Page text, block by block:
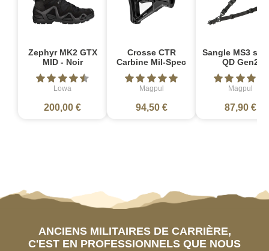
Zephyr MK2 GTX
MID - Noir
Lowa
200,00 €
Crosse CTR
Carbine Mil-Spec
Magpul
94,50 €
Sangle MS3
QD Gen2
Magpul
87,90 €
ANCIENS MILITAIRES DE CARRIÈRE,
C'EST EN PROFESSIONNELS QUE NOUS